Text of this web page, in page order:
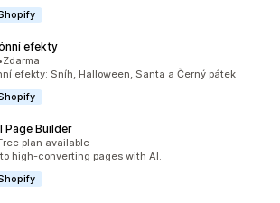
efekty
recenzí: 1525
•Zdarma
efekty: Sníh, Halloween, Santa a Černý pátek
Page Builder
recenzí: 858
plan available
high-converting pages with AI.